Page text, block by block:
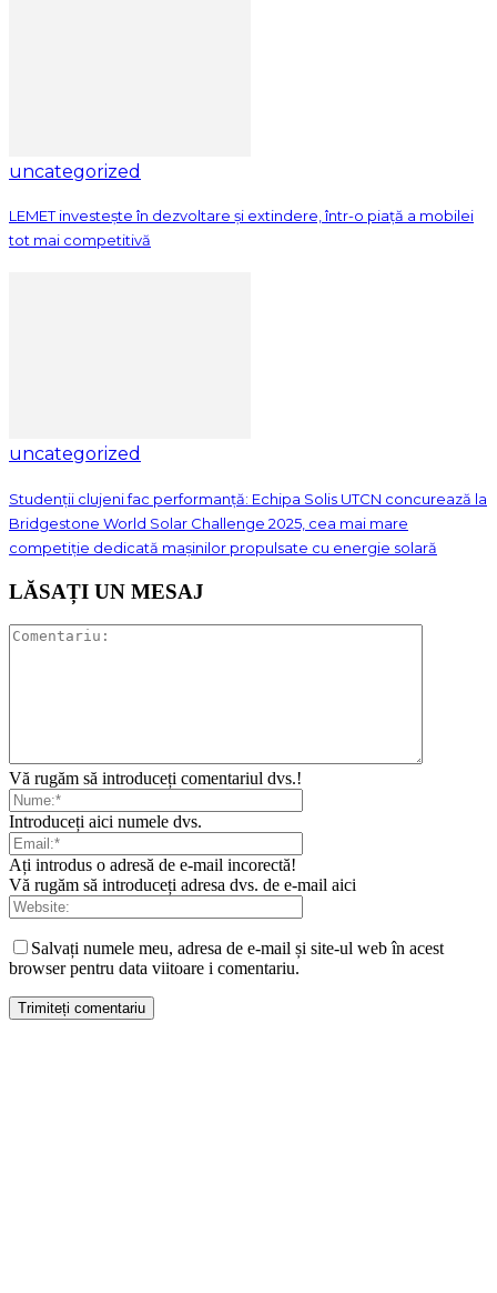
uncategorized
LEMET investește în dezvoltare și extindere, într-o piață a mobilei
tot mai competitivă
uncategorized
Studenții clujeni fac performanță: Echipa Solis UTCN concurează la
Bridgestone World Solar Challenge 2025, cea mai mare
competiție dedicată mașinilor propulsate cu energie solară
LĂSAȚI UN MESAJ
Vă rugăm să introduceți comentariul dvs.!
Introduceți aici numele dvs.
Ați introdus o adresă de e-mail incorectă!
Vă rugăm să introduceți adresa dvs. de e-mail aici
Salvați numele meu, adresa de e-mail și site-ul web în acest
browser pentru data viitoare i comentariu.